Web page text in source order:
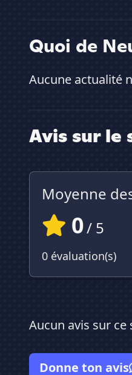
Quoi de
Aucune actualité
Avis sur le
Moyenne
0/ 5
0 évaluation(s)
Aucun avis sur
Donne ton avis